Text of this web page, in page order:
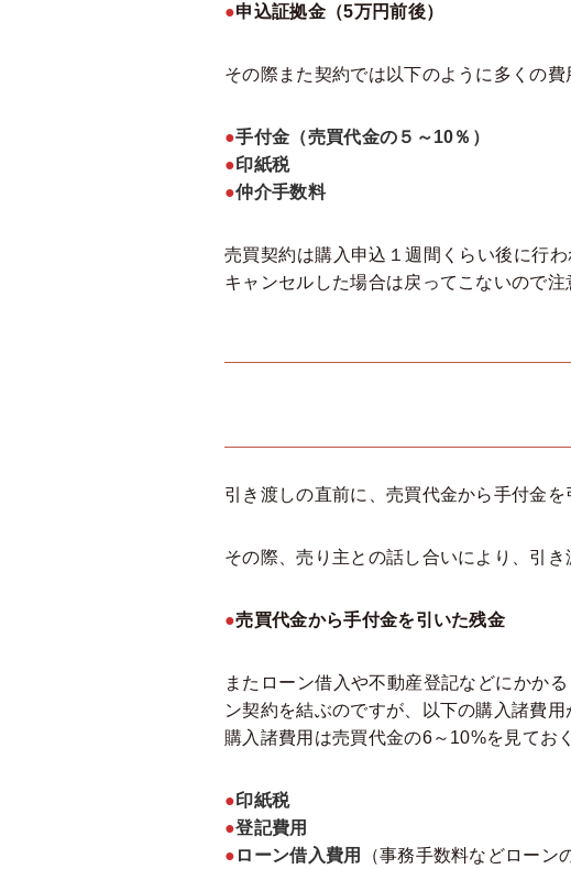
●申込証拠金（5万円前後）
その際また契約では以下のように多くの費
●手付金（売買代金の５～10％）
●印紙税
●仲介手数料
売買契約は購入申込１週間くらい後に行
キャンセルした場合は戻ってこないので注
引き渡しの直前に、売買代金から手付金を
その際、売り主との話し合いにより、引
●売買代金から手付金を引いた残金
またローン借入や不動産登記などにかか
ン契約を結ぶのですが、以下の購入諸費用
購入諸費用は売買代金の6～10%を見てお
●印紙税
●登記費用
● ローン借入費用 （事務手数料などローン